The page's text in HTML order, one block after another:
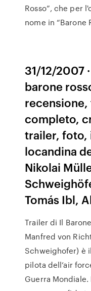
Rosso”, che per
nome in “Barone
31/12/2007
barone
completo,
trailer, foto,
locandina
Nikolai
Tomás Ibl,
Trailer di Il
Manfred von
Schweighofer) è
pilota dell’air
Guerra